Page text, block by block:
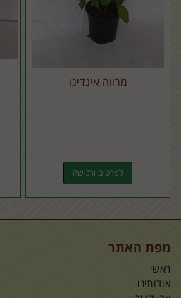
מרווה אינדיגו
לפרטים ורכישה
מפת האתר
ראשי
אודותינו